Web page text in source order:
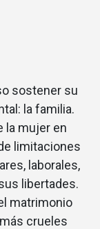
sostener su
la familia.
la mujer en
limitaciones
laborales,
libertades.
matrimonio
crueles